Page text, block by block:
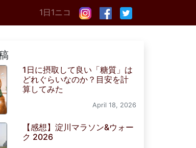
1日1ニコ
1日に摂取して良い「糖質」は
どれぐらいなのか？目安を計
算してみた
April 18, 2026
【感想】淀川マラソン&ウォー
ク 2026